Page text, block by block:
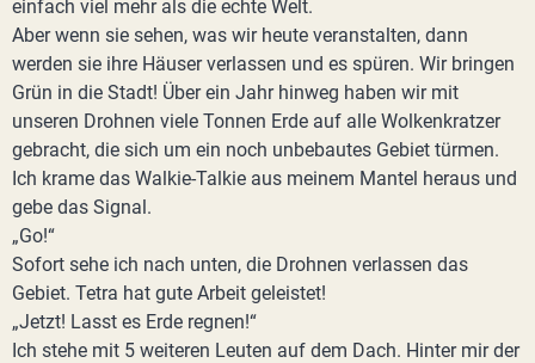
einfach viel mehr als die echte Welt.
Aber wenn sie sehen, was wir heute veranstalten, dann
werden sie ihre Häuser verlassen und es spüren. Wir bringen
Grün in die Stadt! Über ein Jahr hinweg haben wir mit
unseren Drohnen viele Tonnen Erde auf alle Wolkenkratzer
gebracht, die sich um ein noch unbebautes Gebiet türmen.
Ich krame das Walkie-Talkie aus meinem Mantel heraus und
gebe das Signal.
„Go!“
Sofort sehe ich nach unten, die Drohnen verlassen das
Gebiet. Tetra hat gute Arbeit geleistet!
„Jetzt! Lasst es Erde regnen!“
Ich stehe mit 5 weiteren Leuten auf dem Dach. Hinter mir der